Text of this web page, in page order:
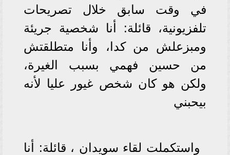
في وقت سابق خلال تصريحات
تلفزيونية، قائلة: أنا شخصية جريئة
ومبزعلش من كدا، وأنا متطلقتش
من حسين فهمي بسبب الغيرة،
ولكن هو كان شخص غيور عليا لأنه
بيحبني
واستكملت لقاء سويدان ، قائلة: أنا